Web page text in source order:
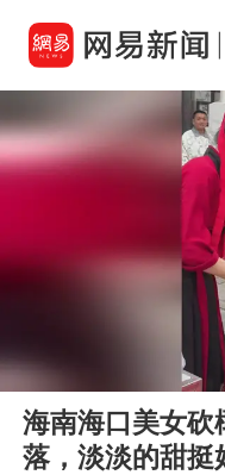
00:00
海南海口美女砍
落，淡淡的甜挺